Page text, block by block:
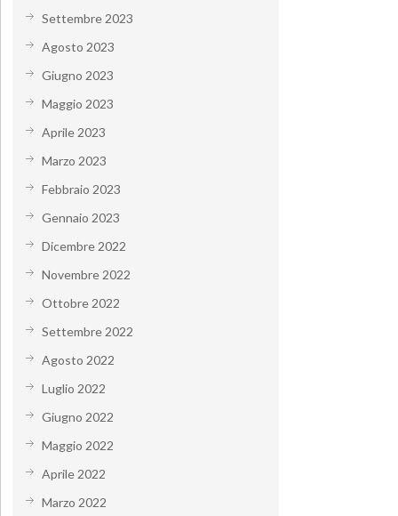
Settembre 2023
Agosto 2023
Giugno 2023
Maggio 2023
Aprile 2023
Marzo 2023
Febbraio 2023
Gennaio 2023
Dicembre 2022
Novembre 2022
Ottobre 2022
Settembre 2022
Agosto 2022
Luglio 2022
Giugno 2022
Maggio 2022
Aprile 2022
Marzo 2022